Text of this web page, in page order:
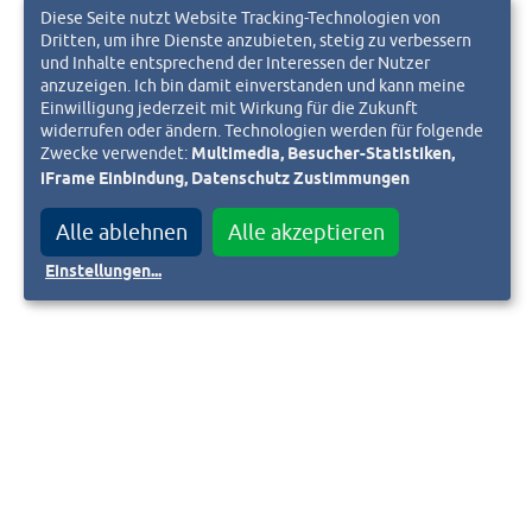
Diese Seite nutzt Website Tracking-Technologien von
Dritten, um ihre Dienste anzubieten, stetig zu verbessern
und Inhalte entsprechend der Interessen der Nutzer
anzuzeigen. Ich bin damit einverstanden und kann meine
Einwilligung jederzeit mit Wirkung für die Zukunft
widerrufen oder ändern. Technologien werden für folgende
Zwecke verwendet:Multimedia, Besucher-Statistiken,
iFrame Einbindung, Datenschutz Zustimmungen
Alle ablehnen Alle akzeptieren
Einstellungen...